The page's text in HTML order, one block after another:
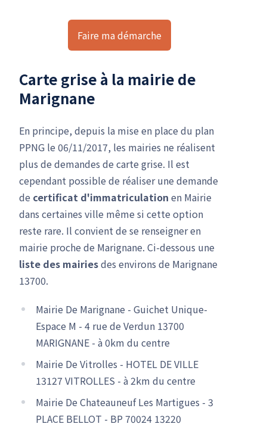
Faire ma démarche
Carte grise à la mairie de
Marignane
En principe, depuis la mise en place du plan
PPNG le 06/11/2017, les mairies ne réalisent
plus de demandes de carte grise. Il est
cependant possible de réaliser une demande
de certificat d'immatriculation en Mairie
dans certaines ville même si cette option
reste rare. Il convient de se renseigner en
mairie proche de Marignane. Ci-dessous une
liste des mairiesdes environs de Marignane
13700.
Mairie De Marignane - Guichet Unique-
Espace M - 4 rue de Verdun 13700
MARIGNANE - à 0km du centre
Mairie De Vitrolles - HOTEL DE VILLE
13127 VITROLLES - à 2km du centre
Mairie De Chateauneuf Les Martigues - 3
PLACE BELLOT - BP 70024 13220